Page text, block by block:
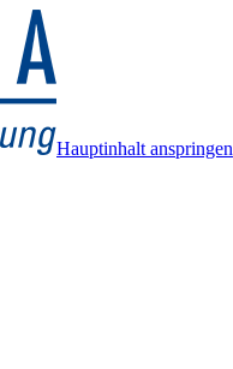
Hauptinhalt anspringen